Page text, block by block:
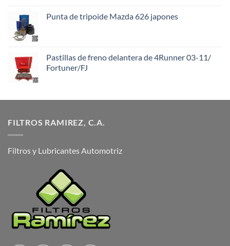
Punta de tripoide Mazda 626 japones
Pastillas de freno delantera de 4Runner 03-11/
Fortuner/FJ
FILTROS RAMIREZ, C.A.
Filtros y Lubricantes Automotriz